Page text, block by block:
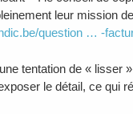
leur mission
question … -
tentation de « lisser
le détail, ce qui